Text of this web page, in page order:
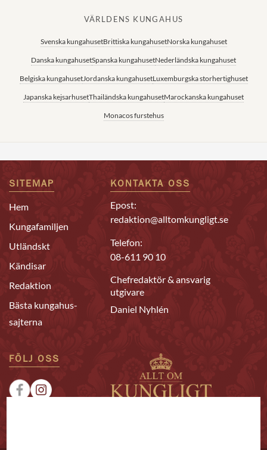
VÄRLDENS KUNGAHUS
Svenska kungahusetBrittiska kungahusetNorska kungahuset
Danska kungahusetSpanska kungahusetNederländska kungahuset
Belgiska kungahusetJordanska kungahusetLuxemburgska storhertighuset
Japanska kejsarhusetThailändska kungahusetMarockanska kungahuset
Monacos furstehus
SITEMAP
Hem
Kungafamiljen
Utländskt
Kändisar
Redaktion
Bästa kungahus-
sajterna
KONTAKTA OSS
Epost:
redaktion@alltomkungligt.se
Telefon:
08-611 90 10
Chefredaktör & ansvarig
utgivare
Daniel Nyhlén
FÖLJ OSS